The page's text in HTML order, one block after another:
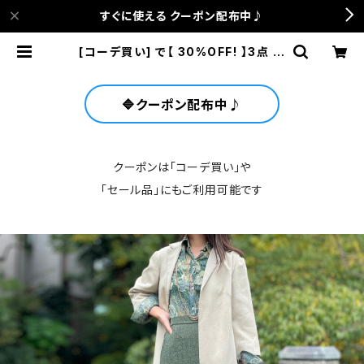
すぐに使える クーポン配布中♪
[コーデ買い] で【 30%OFF! 】3点 古
ン総柄シャツ + フランス古着 七分袖
ベージュコート | anca terrace
🔷クーポン配布中♪
クーポンは「コーデ買い」や
「セール品」にもご利用可能です